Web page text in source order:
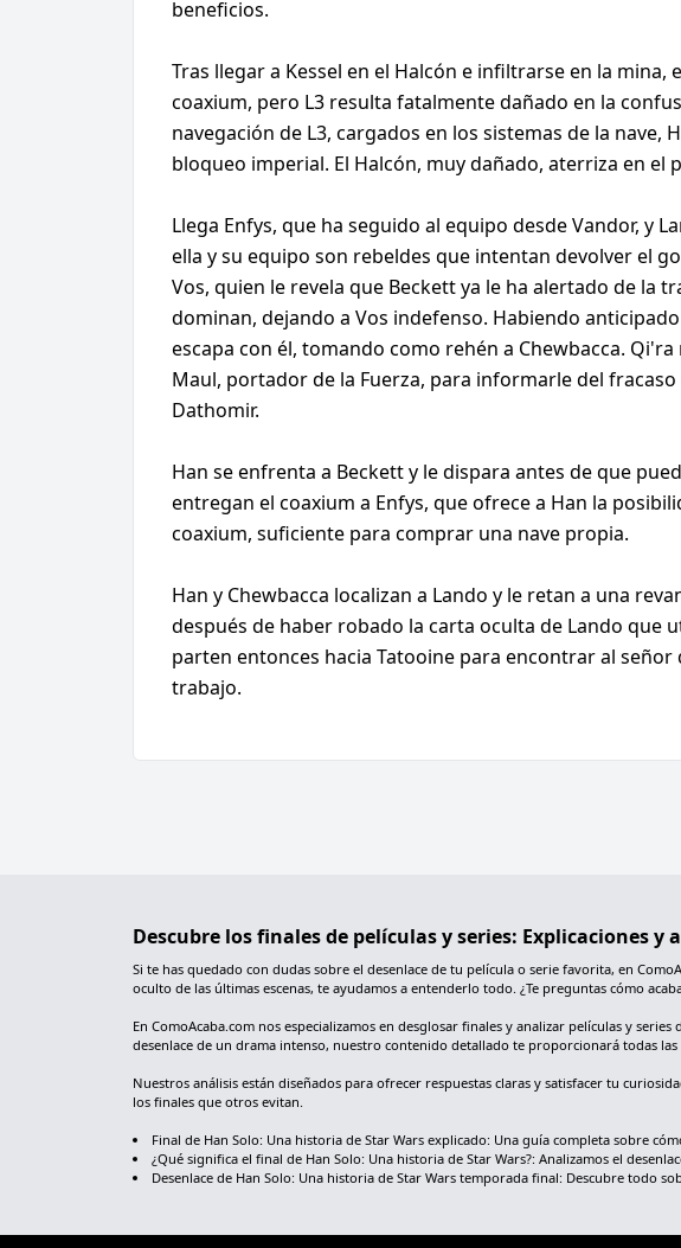
beneficios.
Tras llegar a Kessel en el Halcón e infiltrarse en la
coaxium, pero L3 resulta fatalmente dañado en la
navegación de L3, cargados en los sistemas de la
bloqueo imperial. El Halcón, muy dañado, aterriza en el
Llega Enfys, que ha seguido al equipo desde Vandor, y
ella y su equipo son rebeldes que intentan devolver el
Vos, quien le revela que Beckett ya le ha alertado de la
dominan, dejando a Vos indefenso. Habiendo
escapa con él, tomando como rehén a Chewbacca.
Maul, portador de la Fuerza, para informarle del
Dathomir.
Han se enfrenta a Beckett y le dispara antes de que
entregan el coaxium a Enfys, que ofrece a Han la
coaxium, suficiente para comprar una nave propia.
Han y Chewbacca localizan a Lando y le retan a una
después de haber robado la carta oculta de Lando que
parten entonces hacia Tatooine para encontrar al
trabajo.
Descubre los finales de películas y series: Explicaciones
Si te has quedado con dudas sobre el desenlace de tu película o serie favorita, en
oculto de las últimas escenas, te ayudamos a entenderlo todo. ¿Te preguntas cómo
En ComoAcaba.com nos especializamos en desglosar finales y analizar películas y
desenlace de un drama intenso, nuestro contenido detallado te proporcionará todas las
Nuestros análisis están diseñados para ofrecer respuestas claras y satisfacer tu
los finales que otros evitan.
Final de Han Solo: Una historia de Star Wars explicado: Una guía completa sobre
¿Qué significa el final de Han Solo: Una historia de Star Wars?: Analizamos el
Desenlace de Han Solo: Una historia de Star Wars temporada final: Descubre todo